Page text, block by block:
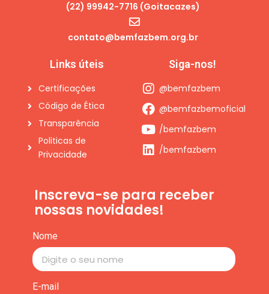
contato@bemfazbem.org.br
Links úteis
Certificações
Transparência
Politicas de
Privacidade
Siga-nos!
@bemfazbem
/bemfazbem
Nome
E-mail